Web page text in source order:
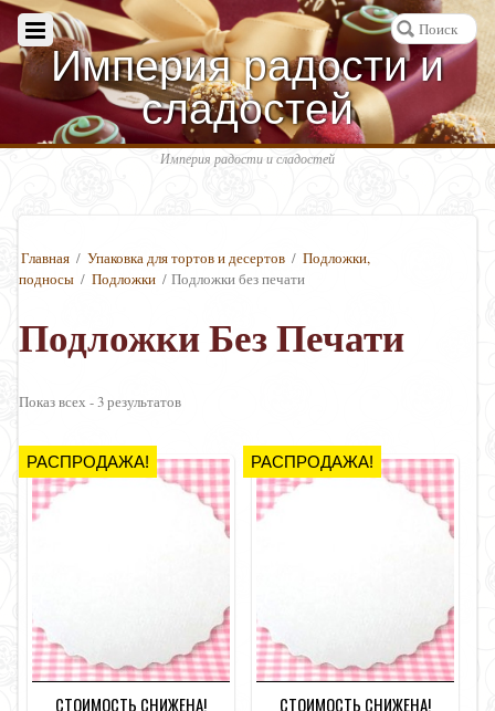
Империя радости и
сладостей
Империя радости и сладостей
Главная / Упаковка для тортов и десертов / Подложки,
подносы / Подложки / Подложки без печати
Подложки Без Печати
Показ всех - 3 результатов
РАСПРОДАЖА!
СТОИМОСТЬ СНИЖЕНА!
РАСПРОДАЖА!
СТОИМОСТЬ СНИЖЕНА!